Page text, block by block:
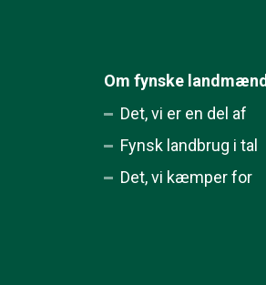
Om fynske landmænd
Det, vi er en del af
Fynsk landbrug i tal
Det, vi kæmper for